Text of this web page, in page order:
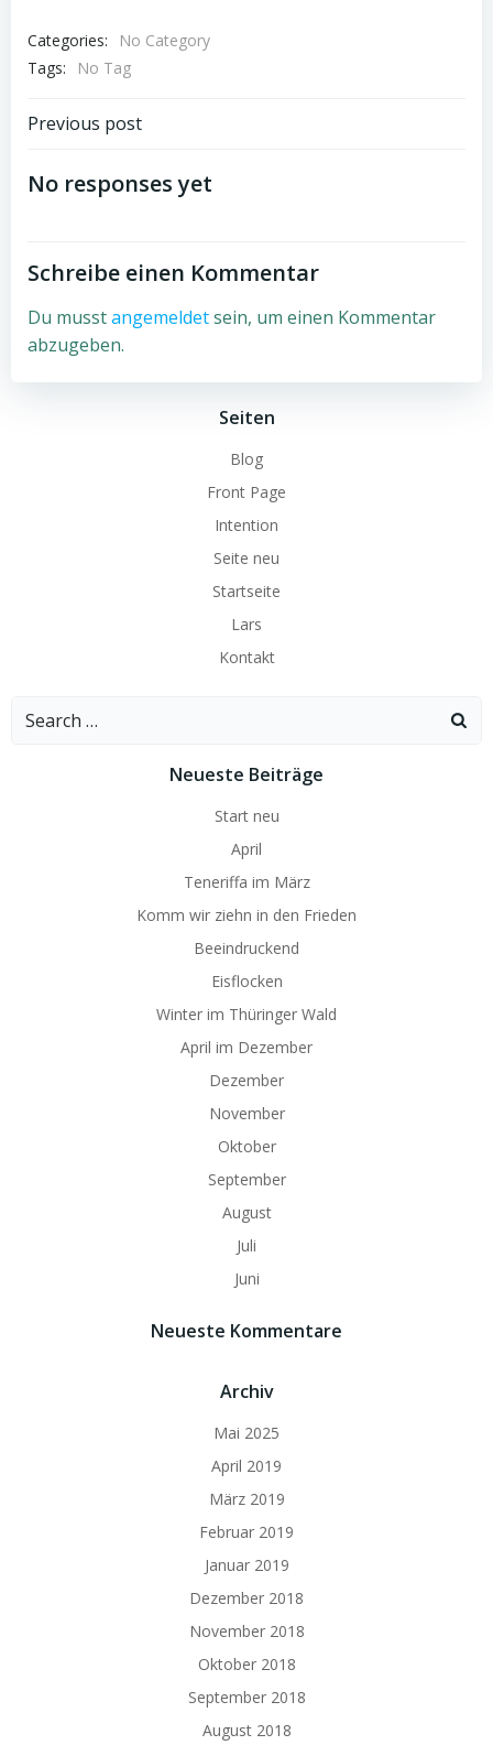
Categories:
No Category
Tags:
No Tag
Beitragsnavigation
Previous post
No responses yet
Schreibe einen Kommentar
Du musstangemeldetsein, um einen Kommentar
abzugeben.
Seiten
Blog
Front Page
Intention
Seite neu
Startseite
Lars
Kontakt
Search
Neueste Beiträge
Start neu
April
Teneriffa im März
Komm wir ziehn in den Frieden
Beeindruckend
Eisflocken
Winter im Thüringer Wald
April im Dezember
Dezember
November
Oktober
September
August
Juli
Juni
Neueste Kommentare
Archiv
Mai 2025
April 2019
März 2019
Februar 2019
Januar 2019
Dezember 2018
November 2018
Oktober 2018
September 2018
August 2018